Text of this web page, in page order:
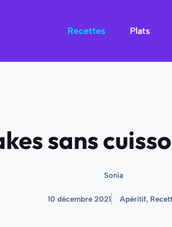
Recettes Plats
sans
Sonia
10 décembre 2021 Apéritif,